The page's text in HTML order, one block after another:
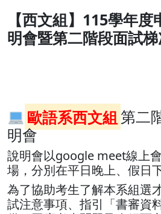
【西文組】115學年
明會暨第二階段面試
歐語系西文組 第二
明會
說明會以google meet線上
場，分別在平日晚上、假日
為了協助考生了解本系組選
試注意事項、指引「書審資